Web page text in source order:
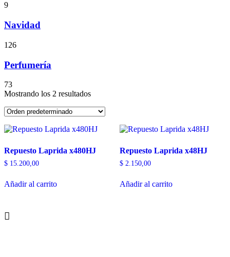
9
Navidad
126
Perfumería
73
Mostrando los 2 resultados
Repuesto Laprida x480HJ
$ 15.200,00
Añadir al carrito
Repuesto Laprida x48HJ
$2.150,00
Añadir al carrito